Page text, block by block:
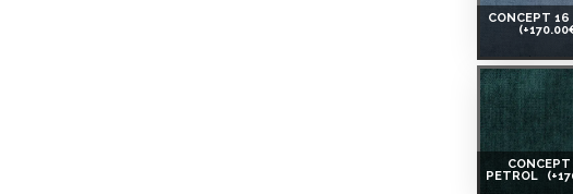
CONCEPT 16
CONCEPT
PETROL